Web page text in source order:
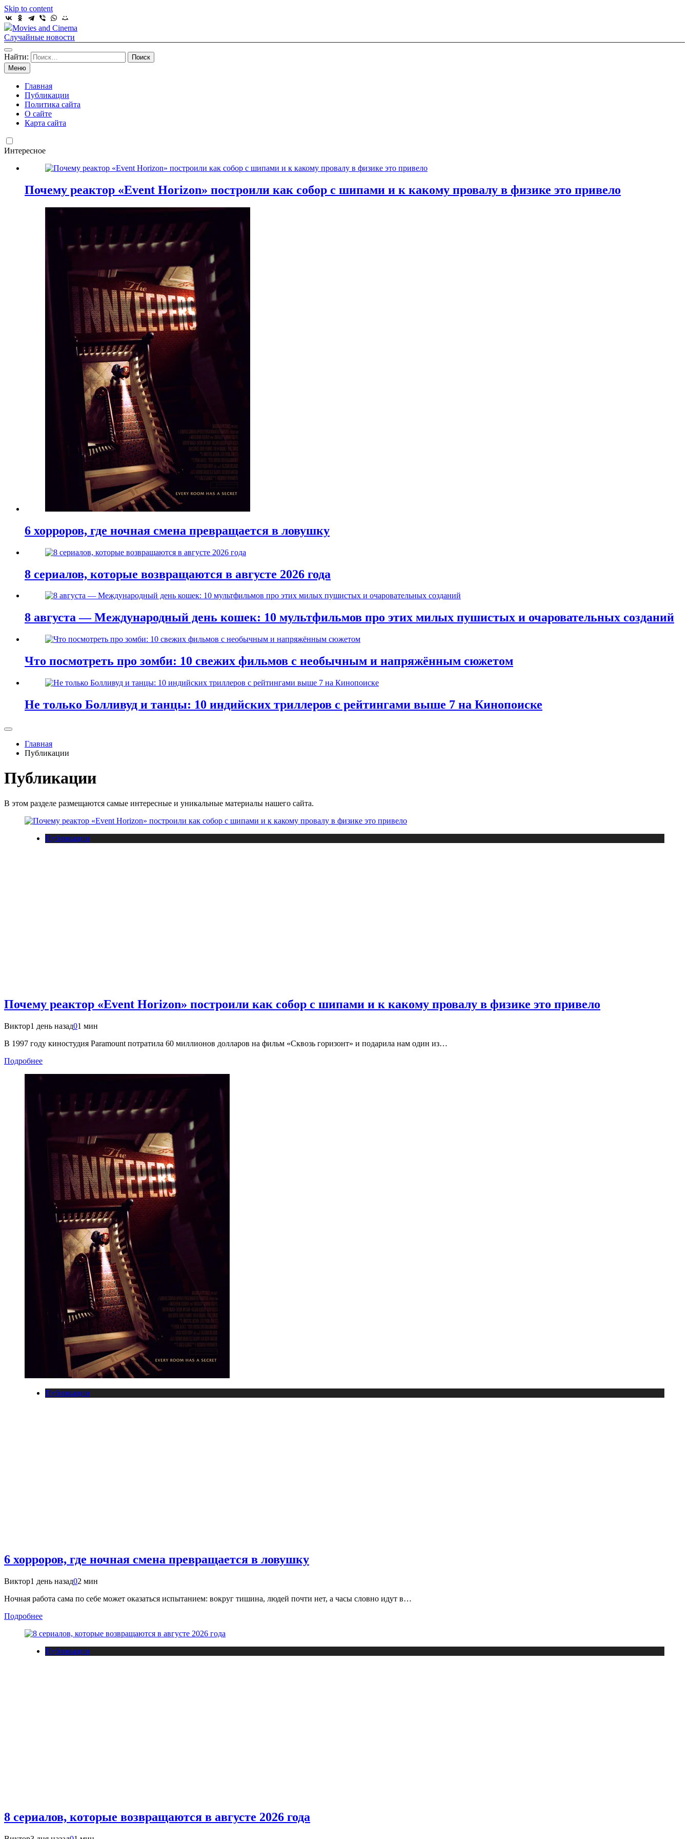
Skip to content
Movies and Cinema
Случайные новости
Найти:
Меню
Главная
Публикации
Политика сайта
О сайте
Карта сайта
Интересное
Почему реактор «Event Horizon» построили как собор с шипами и к какому провалу в физике это привело
6 хорроров, где ночная смена превращается в ловушку
8 сериалов, которые возвращаются в августе 2026 года
8 августа — Международный день кошек: 10 мультфильмов про этих милых пушистых и очаровательных созданий
Что посмотреть про зомби: 10 свежих фильмов с необычным и напряжённым сюжетом
Не только Болливуд и танцы: 10 индийских триллеров с рейтингами выше 7 на Кинопоиске
Главная
Публикации
Публикации
В этом разделе размещаются самые интересные и уникальные материалы нашего сайта.
Публикации
Почему реактор «Event Horizon» построили как собор с шипами и к какому провалу в физике это привело
Виктор1 день назад01 мин
В 1997 году киностудия Paramount потратила 60 миллионов долларов на фильм «Сквозь горизонт» и подарила нам один из…
Подробнее
Публикации
6 хорроров, где ночная смена превращается в ловушку
Виктор1 день назад02 мин
Ночная работа сама по себе может оказаться испытанием: вокруг тишина, людей почти нет, а часы словно идут в…
Подробнее
Публикации
8 сериалов, которые возвращаются в августе 2026 года